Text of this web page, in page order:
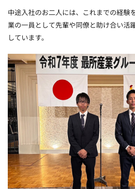
中途入社のお二人には、これまでの経験
業の一員として先輩や同僚と助け合い活
しています。